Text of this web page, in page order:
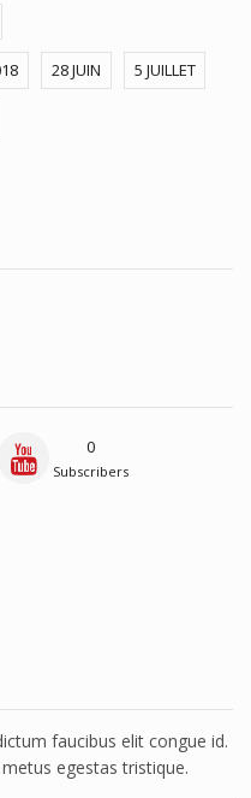
28 JUIN 5 JUILLET
0
Subscribers
faucibus elit congue id.
egestas tristique.